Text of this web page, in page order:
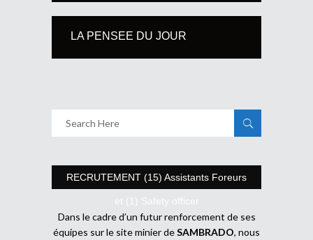
LA PENSEE DU JOUR
RECRUTEMENT (15) Assistants Foreurs
et (1) Safety officer
Dans le cadre d’un futur renforcement de ses
équipes sur le site minier deSAMBRADO, nous